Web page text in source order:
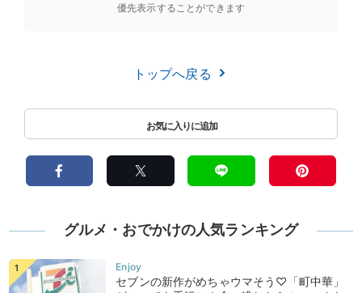
優先表示することができます
トップへ戻る
グルメ・おでかけの人気ランキング
セブンの新作がめちゃウマそう♡「町中華」